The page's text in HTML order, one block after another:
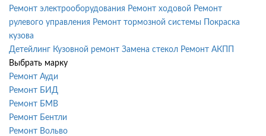
Ремонт электрооборудования Ремонт ходовой Ремонт
рулевого управления Ремонт тормозной системы
Покраска
кузова
Детейлинг Кузовной ремонт Замена стекол Ремонт АКПП
Выбрать марку
Ремонт Ауди
Ремонт БИД
Ремонт БМВ
Ремонт Бентли
Ремонт Вольво